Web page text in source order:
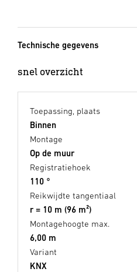
Technische gegevens
snel overzicht
Toepassing, plaats
Binnen
Montage
Op de muur
Registratiehoek
110 °
Reikwijdte tangentiaal
r = 10 m (96 m²)
Montagehoogte max.
6,00 m
Variant
KNX